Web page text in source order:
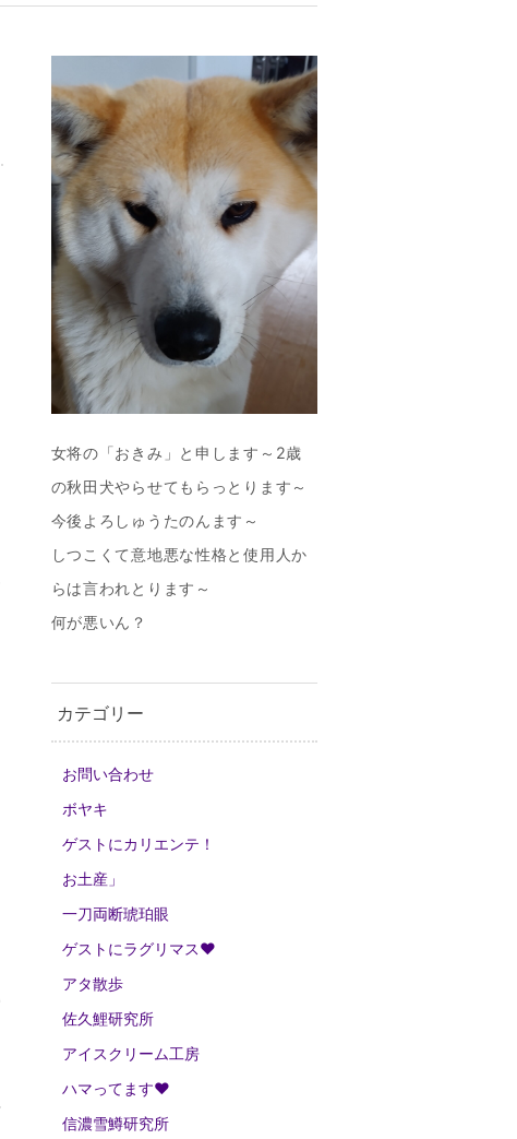
女将の「おきみ」と申します～2歳
の秋田犬やらせてもらっとります～
今後よろしゅうたのんます～
しつこくて意地悪な性格と使用人か
らは言われとります～
何が悪いん？
カテゴリー
お問い合わせ
ボヤキ
ゲストにカリエンテ！
お土産」
一刀両断琥珀眼
ゲストにラグリマス❤
アタ散歩
佐久鯉研究所
アイスクリーム工房
ハマってます❤
信濃雪鱒研究所